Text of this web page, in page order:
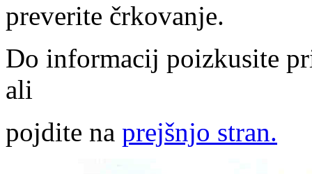
preverite črkovanje.
Do informacij poizkusite
ali
pojdite na prejšnjo stran.